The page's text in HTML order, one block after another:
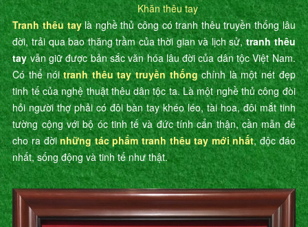
Khăn thêu tay
Tranh thêu taylà nghề thủ công có tranh thêu truyền thống lâu
đời, trải qua bao thăng trầm của thời gian và lịch sử,tranh thêu
tayvẫn giữ được bản sắc văn hóa lâu đời của dân tộc Việt Nam.
Có thể nóitranh thêu tay truyền thốngchính là một nét đẹp
tinh tế của nghệ thuật thêu dân tộc ta. Là một nghề thủ công đòi
hỏi người thợ phải có đôi bàn tay khéo léo, tài hoa, đôi mắt tinh
tường cộng với bộ óc tinh tế và đức tính cẩn thận, cần mẫn để
cho ra đờinhững tác phẩm tranh thêu tay mới nhất, độc đáo
nhất, sống động và tinh tế như thật.